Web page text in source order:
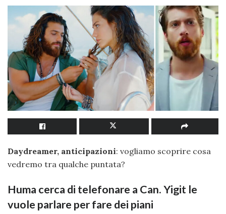
Daydreamer, anticipazioni: vogliamo scoprire cosa
vedremo tra qualche puntata?
Huma cerca di telefonare a Can. Yigit le
vuole parlare per fare dei piani